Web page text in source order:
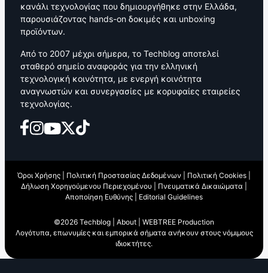
κανάλι τεχνολογίας που δημιουργήθηκε στην Ελλάδα,
παρουσιάζοντας hands-on δοκιμές και unboxing
προϊόντων.
Από το 2007 μέχρι σήμερα, το Techblog αποτελεί
σταθερό σημείο αναφοράς για την ελληνική
τεχνολογική κοινότητα, με ενεργή κοινότητα
αναγνωστών και συνεργασίες με κορυφαίες εταιρείες
τεχνολογίας.
Όροι Χρήσης Πολιτική Προστασίας Δεδομένων Πολιτική Cookies
Δήλωση Χορηγούμενου Περιεχομένου
Πνευματικά Δικαιώματα
Αποποίηση Ευθύνης
Editorial Guidelines
©2026 Techblog | About
WEBTREE Production
Λογότυπα, επωνυμίες και εμπορικά σήματα ανήκουν στους νόμιμους
ιδιοκτήτες.